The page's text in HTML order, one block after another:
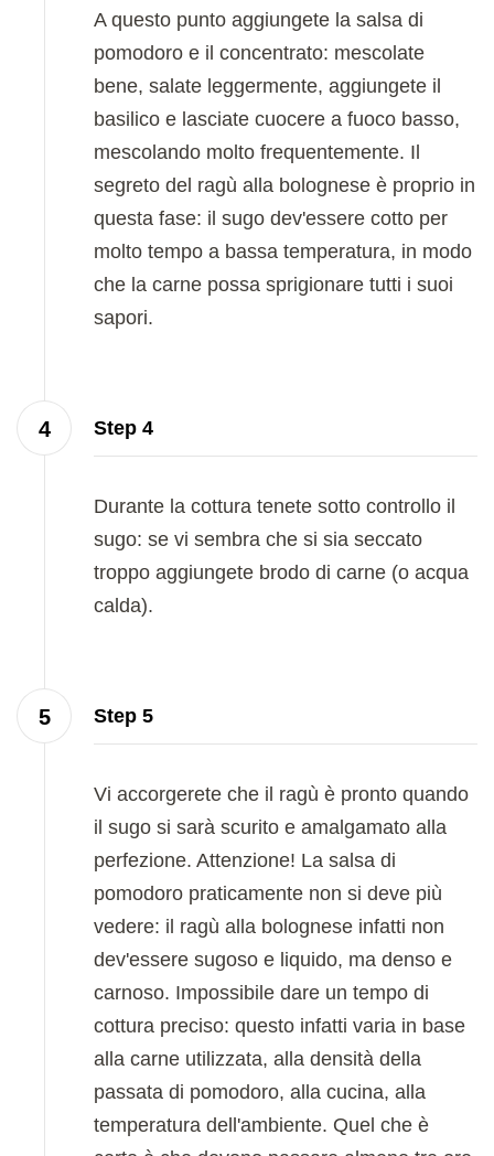
A questo punto aggiungete la salsa di
pomodoro e il concentrato: mescolate
bene, salate leggermente, aggiungete il
basilico e lasciate cuocere a fuoco basso,
mescolando molto frequentemente. Il
segreto del ragù alla bolognese è proprio in
questa fase: il sugo dev'essere cotto per
molto tempo a bassa temperatura, in modo
che la carne possa sprigionare tutti i suoi
sapori.
Step 4
Durante la cottura tenete sotto controllo il
sugo: se vi sembra che si sia seccato
troppo aggiungete brodo di carne (o acqua
calda).
Step 5
Vi accorgerete che il ragù è pronto quando
il sugo si sarà scurito e amalgamato alla
perfezione. Attenzione! La salsa di
pomodoro praticamente non si deve più
vedere: il ragù alla bolognese infatti non
dev'essere sugoso e liquido, ma denso e
carnoso. Impossibile dare un tempo di
cottura preciso: questo infatti varia in base
alla carne utilizzata, alla densità della
passata di pomodoro, alla cucina, alla
temperatura dell'ambiente. Quel che è